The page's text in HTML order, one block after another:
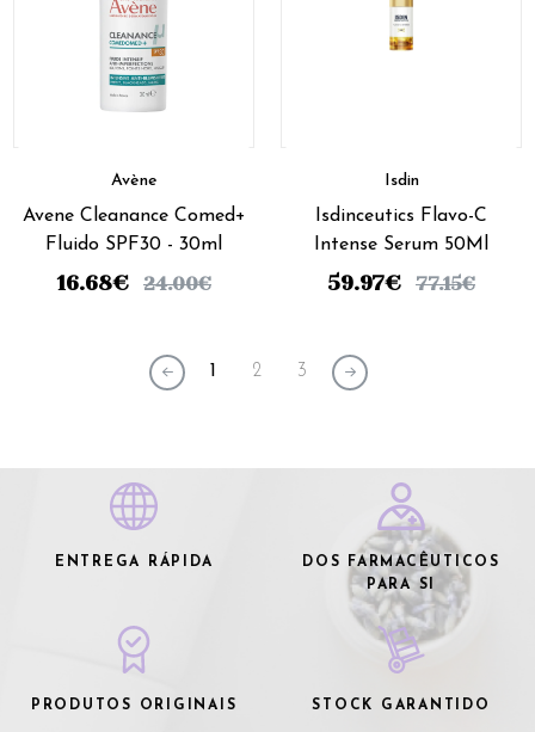
Avène
Avene Cleanance Comed+
Fluido SPF30 - 30ml
16.68€ 24.00€
Isdin
Isdinceutics Flavo-C
Intense Serum 50Ml
59.97€ 77.15€
1 2 3
ENTREGA RÁPIDA
DOS FARMACÊUTICOS
PARA SI
PRODUTOS ORIGINAIS STOCK GARANTIDO